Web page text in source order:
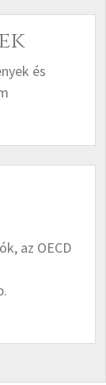
és
az OECD